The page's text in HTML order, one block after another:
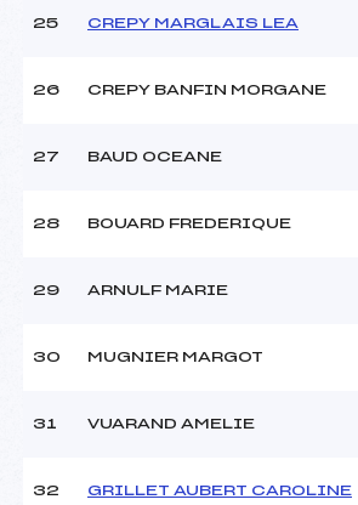
25 CREPY MARGLAIS LEA
26 CREPY BANFIN MORGANE
27 BAUD OCEANE
28 BOUARD FREDERIQUE
29 ARNULF MARIE
30 MUGNIER MARGOT
31 VUARAND AMELIE
32 GRILLET AUBERT CAROLINE